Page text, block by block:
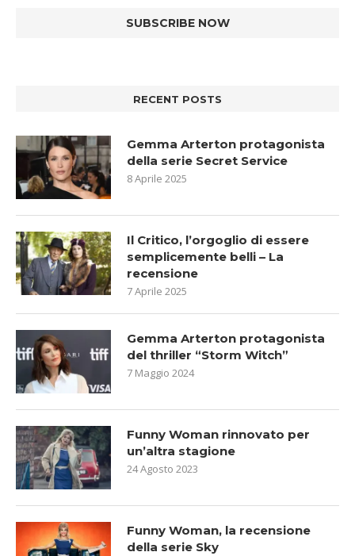
RECENT POSTS
Gemma Arterton protagonista
della serie Secret Service
8 Aprile 2025
Il Critico, l’orgoglio di essere
semplicemente belli – La
recensione
7 Aprile 2025
Gemma Arterton protagonista
del thriller “Storm Witch”
7 Maggio 2024
Funny Woman rinnovato per
un’altra stagione
24 Agosto 2023
Funny Woman, la recensione
della serie Sky